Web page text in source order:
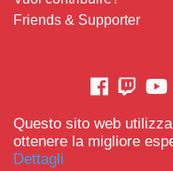
Questo sito web
ottenere la migliore
Dettagli
Friends & Supporter